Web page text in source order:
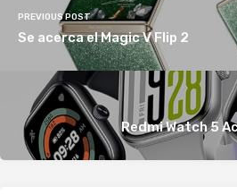
PREVIOUS POST
Se acerca el Magic V Flip 2
Redmi Watch 5